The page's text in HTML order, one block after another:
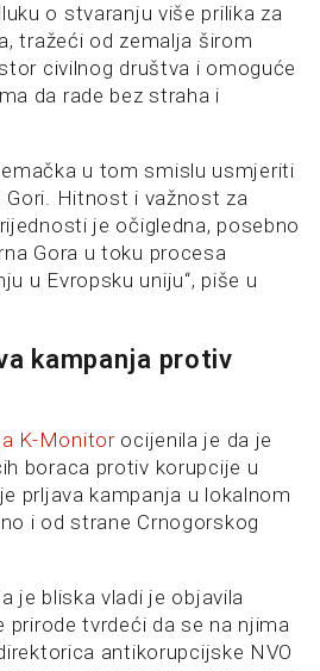
o stvaranju više prilika za
tražeći od zemalja širom
civilnog društva i omoguće
da rade bez straha i
u tom smislu usmjeriti
Gori. Hitnost i važnost za
je očigledna, posebno
Gora u toku procesa
u Evropsku uniju“, piše u
kampanja protiv
K-Monitorocijenila je da je
boraca protiv korupcije u
prljava kampanja u lokalnom
i od strane Crnogorskog
je bliska vladi je objavila
tvrdeći da se na njima
antikorupcijske NVO